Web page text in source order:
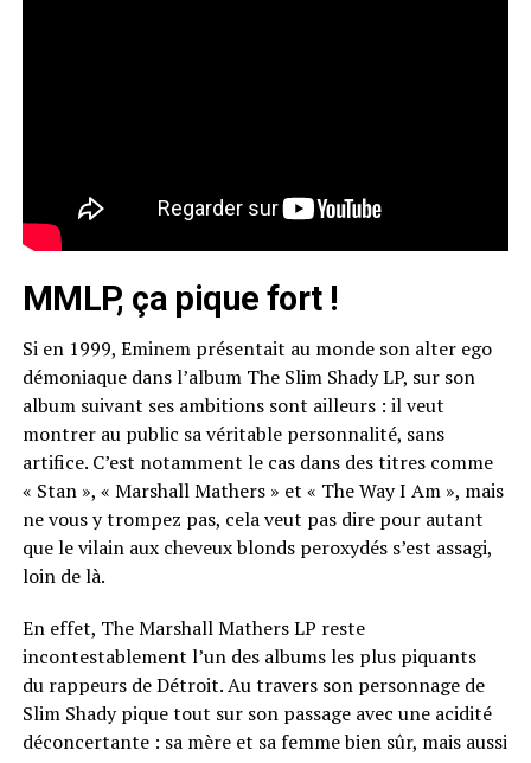
MMLP, ça pique fort !
Si en 1999, Eminem présentait au monde son alterego
démoniaque dans l’album The Slim ShadyLP, sur son
album suivant ses ambitions sont ailleurs : il veut
montrer au public sa véritable personnalité, sans
artifice.C’est notamment le cas dans des titres comme
« Stan », « MarshallMathers» et « TheWayI Am », mais
ne vous y trompez pas, celaveut pas dire pour autant
que le vilain aux cheveux blonds peroxydés s’est assagi,
loin de là.
En effet, The MarshallMathersLP reste
incontestablement l’un des albums les plus piquants
du rappeursde Détroit.Autravers sonpersonnage de
Slim Shadypique tout sur son passage avec une acidité
déconcertante : sa mère et sa femme bien sûr, mais aussi